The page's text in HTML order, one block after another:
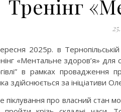
Тренінг
2025р. в Тернопільській
«Ментальне здоров’я»
в рамках провадження
здійснюється за ініціативи
піклування про власний стан